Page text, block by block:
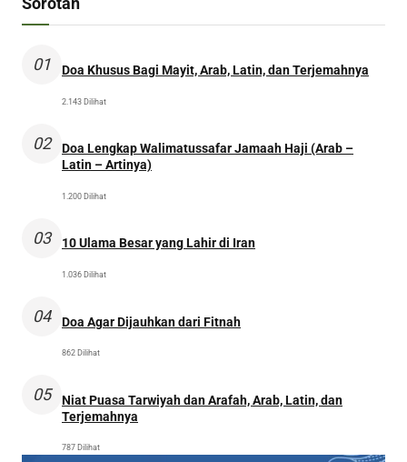
01 Doa Khusus Bagi Mayit, Arab, Latin, dan Terjemahnya
2.143 Dilihat
02
Doa Lengkap Walimatussafar Jamaah Haji (Arab –
Latin – Artinya)
1.200 Dilihat
03 10 Ulama Besar yang Lahir di Iran
1.036 Dilihat
04 Doa Agar Dijauhkan dari Fitnah
862 Dilihat
05
Niat Puasa Tarwiyah dan Arafah, Arab, Latin, dan
Terjemahnya
787 Dilihat